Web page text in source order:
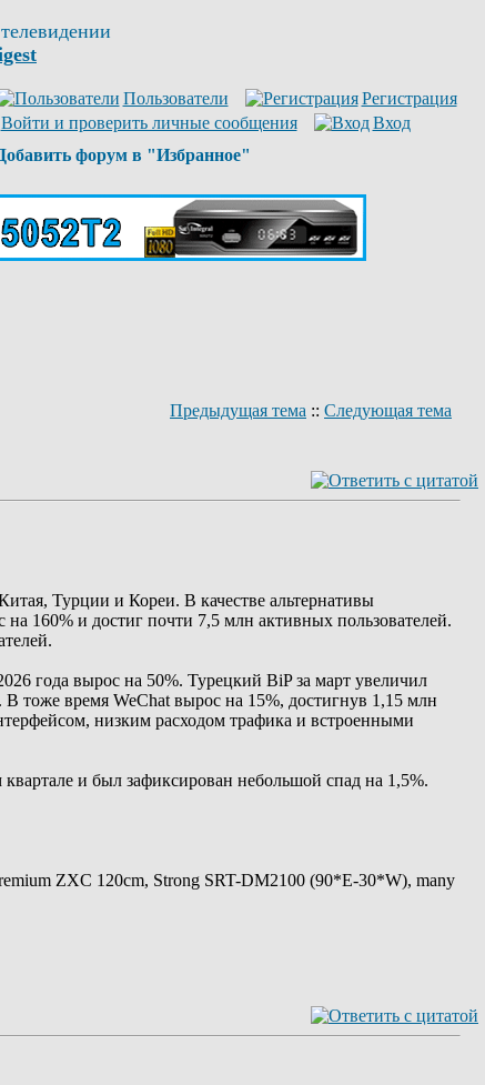
Пользователи
Регистрация
Войти и проверить личные сообщения
Вход
форум в "Избранное"
Предыдущая тема :: Следующая тема
Турции и Кореи. В качестве альтернативы
160% и достиг почти 7,5 млн активных пользователей.
года вырос на 50%. Турецкий BiP за март увеличил
тоже время WeChat вырос на 15%, достигнув 1,15 млн
низким расходом трафика и встроенными
и был зафиксирован небольшой спад на 1,5%.
ZXC 120cm, Strong SRT-DM2100 (90*E-30*W), many